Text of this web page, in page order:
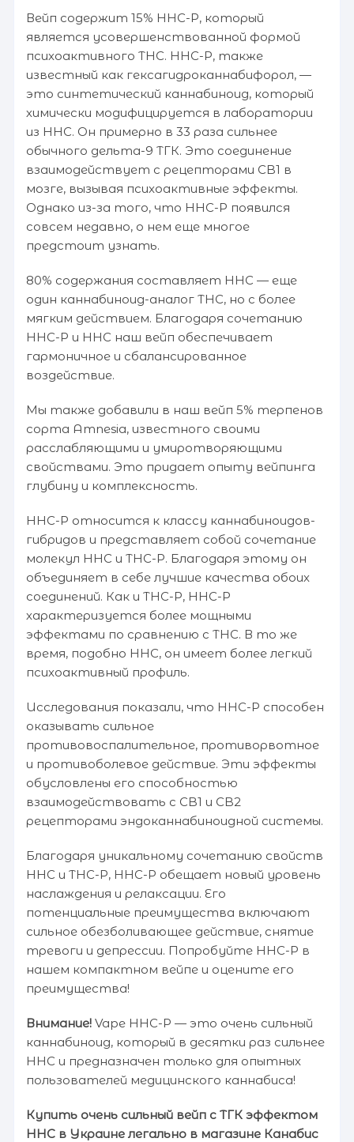
Вейп содержит 15% HHC-P, который
является усовершенствованной формой
психоактивного THC. HHC-P, также
известный как гексагидроканнабифорол, —
это синтетический каннабиноид, который
химически модифицируется в лаборатории
из HHC. Он примерно в 33 раза сильнее
обычного дельта-9 ТГК. Это соединение
взаимодействует с рецепторами CB1 в
мозге, вызывая психоактивные эффекты.
Однако из-за того, что HHC-P появился
совсем недавно, о нем еще многое
предстоит узнать.
80% содержания составляет HHC — еще
один каннабиноид-аналог THC, но с более
мягким действием. Благодаря сочетанию
HHC-P и HHC наш вейп обеспечивает
гармоничное и сбалансированное
воздействие.
Мы также добавили в наш вейп 5% терпенов
сорта Amnesia, известного своими
расслабляющими и умиротворяющими
свойствами. Это придает опыту вейпинга
глубину и комплексность.
HHC-P относится к классу каннабиноидов-
гибридов и представляет собой сочетание
молекул HHC и THC-P. Благодаря этому он
объединяет в себе лучшие качества обоих
соединений. Как и THC-P, HHC-P
характеризуется более мощными
эффектами по сравнению с THC. В то же
время, подобно HHC, он имеет более легкий
психоактивный профиль.
Исследования показали, что HHC-P способен
оказывать сильное
противовоспалительное, противорвотное
и противоболевое действие. Эти эффекты
обусловлены его способностью
взаимодействовать с CB1 и CB2
рецепторами эндоканнабиноидной системы.
Благодаря уникальному сочетанию свойств
HHC и THC-P, HHC-P обещает новый уровень
наслаждения и релаксации. Его
потенциальные преимущества включают
сильное обезболивающее действие, снятие
тревоги и депрессии. Попробуйте HHC-P в
нашем компактном вейпе и оцените его
преимущества!
Внимание! Vape HHC-P — это очень сильный
каннабиноид, который в десятки раз сильнее
HHC и предназначен только для опытных
пользователей медицинского каннабиса!
Купить очень сильный вейп с ТГК эффектом
HHC в Украине легально в магазине Канабис